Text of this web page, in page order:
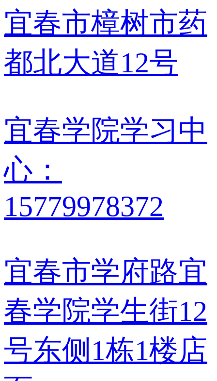
宜春市樟树市药
都北大道12号
宜春学院学习中
心：
15779978372
宜春市学府路宜
春学院学生街12
号东侧1栋1楼店